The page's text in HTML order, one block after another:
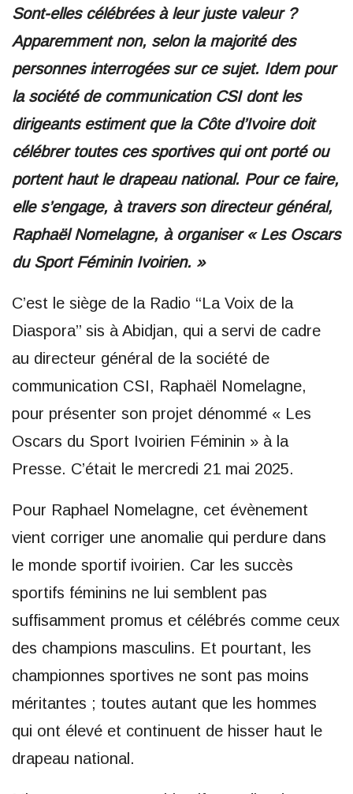
Sont-elles célébrées à leur juste valeur ?
Apparemment non, selon la majorité des
personnes interrogées sur ce sujet. Idem pour
la société de communication CSI dont les
dirigeants estiment que la Côte d’Ivoire doit
célébrer toutes ces sportives qui ont porté ou
portent haut le drapeau national. Pour ce faire,
elle s’engage, à travers son directeur général,
Raphaël Nomelagne, à organiser « Les Oscars
du Sport Féminin Ivoirien. »
C’est le siège de la Radio ‘‘La Voix de la
Diaspora’’ sis à Abidjan, qui a servi de cadre
au directeur général de la société de
communication CSI, Raphaël Nomelagne,
pour présenter son projet dénommé « Les
Oscars du Sport Ivoirien Féminin » à la
Presse. C’était le mercredi 21 mai 2025.
Pour Raphael Nomelagne, cet évènement
vient corriger une anomalie qui perdure dans
le monde sportif ivoirien. Car les succès
sportifs féminins ne lui semblent pas
suffisamment promus et célébrés comme ceux
des champions masculins. Et pourtant, les
championnes sportives ne sont pas moins
méritantes ; toutes autant que les hommes
qui ont élevé et continuent de hisser haut le
drapeau national.